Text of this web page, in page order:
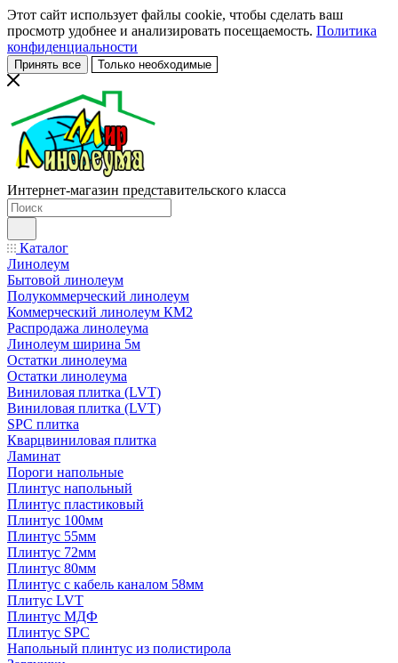
Этот сайт использует файлы cookie, чтобы сделать ваш
просмотр удобнее и анализировать посещаемость. Политика
конфиденциальности
Принять все Только необходимые
Интернет-магазин представительского класса
Каталог
Линолеум
Бытовой линолеум
Полукоммерческий линолеум
Коммерческий линолеум КМ2
Распродажа линолеума
Линолеум ширина 5м
Остатки линолеума
Остатки линолеума
Виниловая плитка (LVT)
Виниловая плитка (LVT)
SPC плитка
Кварцвиниловая плитка
Ламинат
Пороги напольные
Плинтус напольный
Плинтус пластиковый
Плинтус 100мм
Плинтус 55мм
Плинтус 72мм
Плинтус 80мм
Плинтус с кабель каналом 58мм
Плитус LVT
Плинтус МДФ
Плинтус SPC
Напольный плинтус из полистирола